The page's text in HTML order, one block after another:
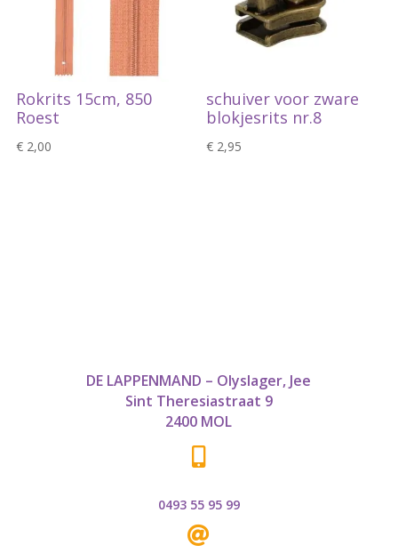
Rokrits 15cm, 850
Roest
€2,00
schuiver voor zware
blokjesrits nr.8
€ 2,95
DE LAPPENMAND – Olyslager, Jee
Sint Theresiastraat 9
2400 MOL

0493 55 95 99
